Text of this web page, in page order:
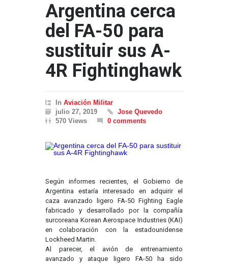
Argentina cerca
del FA-50 para
sustituir sus A-
4R Fightinghawk
In Aviación Militar
julio 27, 2019
Jose Quevedo
570 Views
0 comments
Según informes recientes, el Gobierno de
Argentina estaría interesado en adquirir el
caza avanzado ligero FA-50 Fighting Eagle
fabricado y desarrollado por la compañía
surcoreana Korean Aerospace Industries (KAI)
en colaboración con la estadounidense
Lockheed Martin.
Al parecer, el avión de entrenamiento
avanzado y ataque ligero FA-50 ha sido